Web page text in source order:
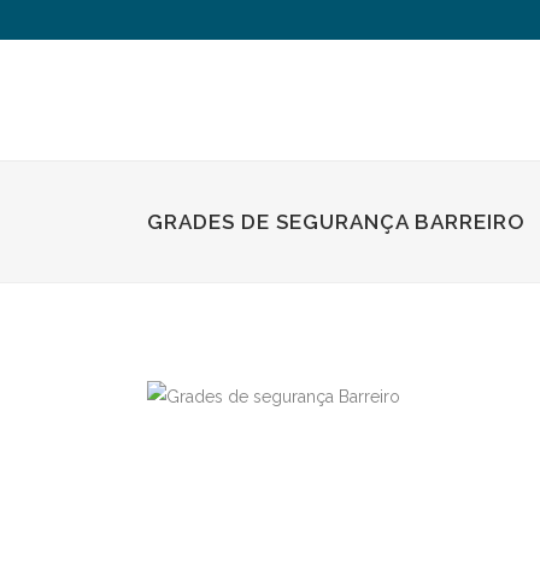
GRADES DE SEGURANÇA BARREIRO